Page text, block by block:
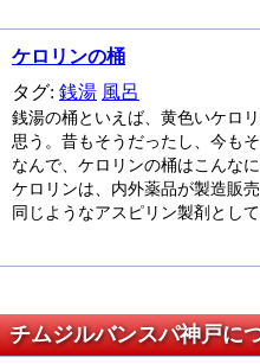
ケロリンの桶
タグ: 銭湯 風呂
銭湯の桶といえば、黄色いケロ
思う。昔もそうだったし、今も
なんで、ケロリンの桶はこんな
ケロリンは、内外薬品が製造販
同じようなアスピリン製剤とし
チムジルバンスパ神戸に